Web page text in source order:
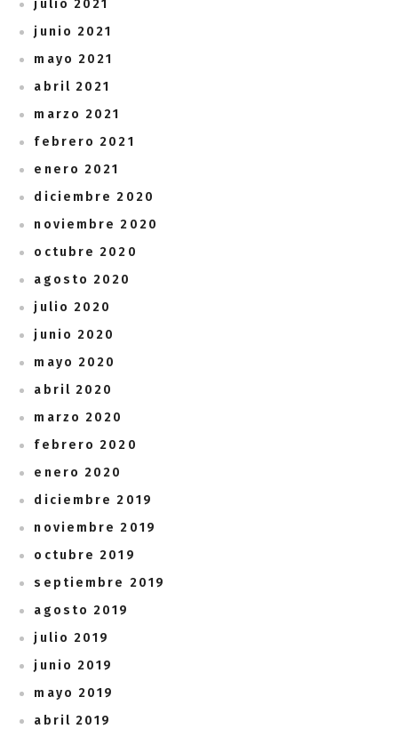
julio 2021
junio 2021
mayo 2021
abril 2021
marzo 2021
febrero 2021
enero 2021
diciembre 2020
noviembre 2020
octubre 2020
agosto 2020
julio 2020
junio 2020
mayo 2020
abril 2020
marzo 2020
febrero 2020
enero 2020
diciembre 2019
noviembre 2019
octubre 2019
septiembre 2019
agosto 2019
julio 2019
junio 2019
mayo 2019
abril 2019